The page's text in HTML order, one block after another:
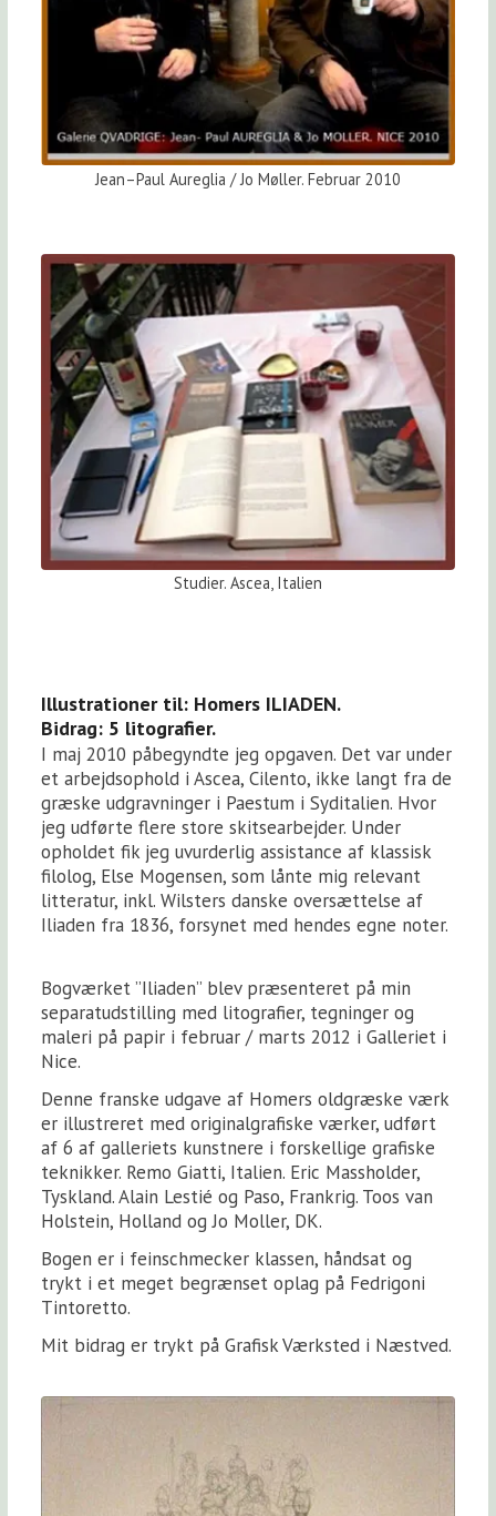
Jean–Paul Aureglia / Jo Møller. Februar 2010
Studier. Ascea, Italien
Illustrationer til: Homers ILIADEN.
Bidrag: 5 litografier.
I maj 2010 påbegyndte jeg opgaven. Det var under
et arbejdsophold i Ascea, Cilento, ikke langt fra de
græske udgravninger i Paestum i Syditalien. Hvor
jeg udførte flere store skitsearbejder. Under
opholdet fik jeg uvurderlig assistance af klassisk
filolog, Else Mogensen, som lånte mig relevant
litteratur, inkl. Wilsters danske oversættelse af
Iliaden fra 1836, forsynet med hendes egne noter.
Bogværket ”Iliaden” blev præsenteret på min
separatudstilling med litografier, tegninger og
maleri på papir i februar / marts 2012 i Galleriet i
Nice.
Denne franske udgave af Homers oldgræske værk
er illustreret med originalgrafiske værker, udført
af 6 af galleriets kunstnere i forskellige grafiske
teknikker. Remo Giatti, Italien. Eric Massholder,
Tyskland. Alain Lestié og Paso, Frankrig. Toos van
Holstein, Holland og Jo Moller, DK.
Bogen er i feinschmecker klassen, håndsat og
trykt i et meget begrænset oplag på Fedrigoni
Tintoretto.
Mit bidrag er trykt på Grafisk Værksted i Næstved.